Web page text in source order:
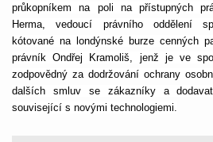
průkopníkem na poli na přístupných
Herma, vedoucí právního oddělení
kótované na londýnské burze cenných
právník Ondřej Kramoliš, jenž je ve
zodpovědný za dodržování ochrany
dalších smluv se zákazníky a
související s novými technologiemi.